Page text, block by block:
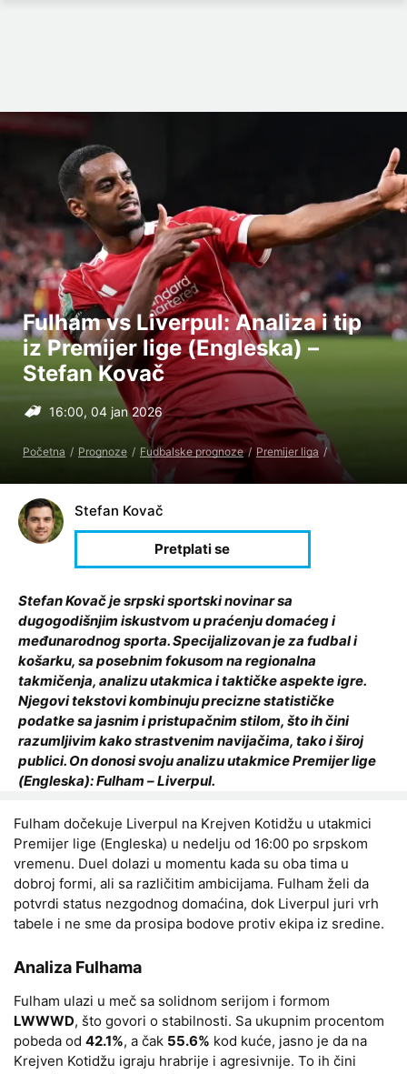
Fulham vs Liverpul: Analiza i tip
iz Premijer lige (Engleska) –
Stefan Kovač
16:00, 04 jan 2026
Početna Prognoze Fudbalske prognoze Premijer liga
Stefan Kovač
Stefan Kovač je srpski sportski novinar sa
dugogodišnjim iskustvom u praćenju domaćeg i
međunarodnog sporta. Specijalizovan je za fudbal i
košarku, sa posebnim fokusom na regionalna
takmičenja, analizu utakmica i taktičke aspekte igre.
Njegovi tekstovi kombinuju precizne statističke
podatke sa jasnim i pristupačnim stilom, što ih čini
razumljivim kako strastvenim navijačima, tako i široj
publici. On donosi svoju analizu utakmice Premijer lige
(Engleska): Fulham – Liverpul.
Fulham dočekuje Liverpul na Krejven Kotidžu u utakmici
Premijer lige (Engleska) u nedelju od 16:00 po srpskom
vremenu. Duel dolazi u momentu kada su oba tima u
dobroj formi, ali sa različitim ambicijama. Fulham želi da
potvrdi status nezgodnog domaćina, dok Liverpul juri vrh
tabele i ne sme da prosipa bodove protiv ekipa iz sredine.
Analiza Fulhama
Fulham ulazi u meč sa solidnom serijom i formom
LWWWD, što govori o stabilnosti. Sa ukupnim procentom
pobeda od 42.1%, a čak 55.6% kod kuće, jasno je da na
Krejven Kotidžu igraju hrabrije i agresivnije. To ih čini